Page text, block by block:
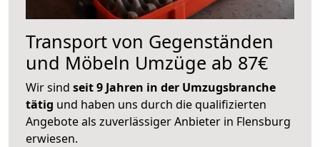
Transport von Gegenständen
und Möbeln Umzüge ab 87€
Wir sind seit 9 Jahren in der Umzugsbranche
tätig und haben uns durch die qualifizierten
Angebote als zuverlässiger Anbieter in Flensburg
erwiesen.